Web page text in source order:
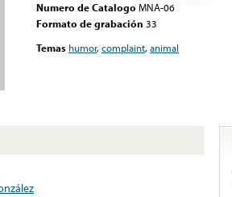
Numero de Catalogo MNA-06
Formato de grabación 33
Temas humor,complaint,animal